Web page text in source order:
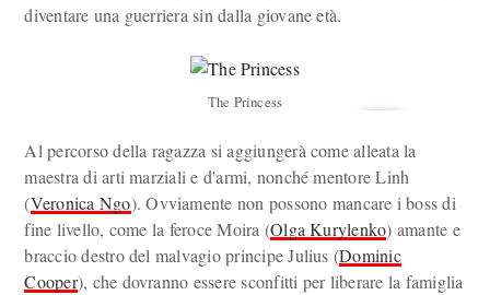
diventare una guerriera sin dalla giovane età.
The Princess
Al percorso della ragazza si aggiungerà come alleata la
maestra di arti marziali e d'armi, nonché mentore Linh
(Veronica Ngo). Ovviamente non possono mancare i boss di
fine livello, come la feroce Moira (Olga Kurylenko) amante e
braccio destro del malvagio principe Julius (Dominic
Cooper), che dovranno essere sconfitti per liberare la famiglia